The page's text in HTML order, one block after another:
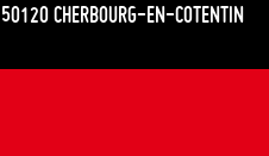
50120 CHERBOURG-EN-COTENTIN